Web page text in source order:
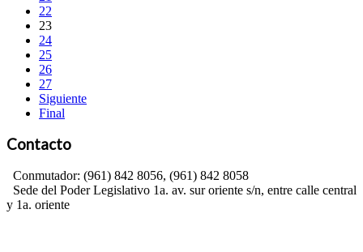
22
23
24
25
26
27
Siguiente
Final
Contacto
Conmutador: (961) 842 8056, (961) 842 8058
Sede del Poder Legislativo 1a. av. sur oriente s/n, entre calle central
y 1a. oriente